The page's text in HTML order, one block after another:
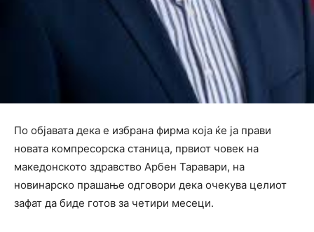
По објавата дека е избрана фирма која ќе ја прави
новата компресорска станица, првиот човек на
македонското здравство Арбен Таравари, на
новинарско прашање одговори дека очекува целиот
зафат да биде готов за четири месеци.